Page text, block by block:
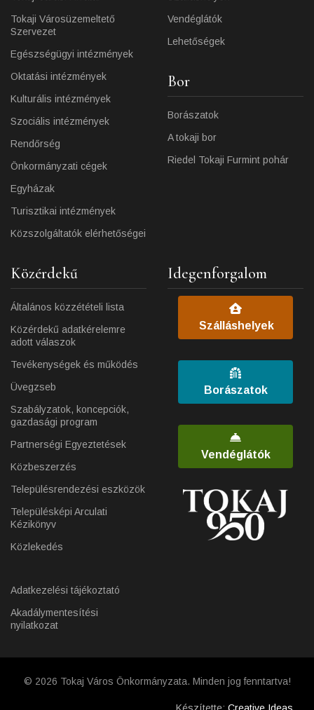
Tokaji Városüzemeltető
Szervezet
Egészségügyi intézmények
Oktatási intézmények
Kulturális intézmények
Szociális intézmények
Rendőrség
Önkormányzati cégek
Egyházak
Turisztikai intézmények
Közszolgáltatók elérhetőségei
Vendéglátók
Lehetőségek
Bor
Borászatok
A tokaji bor
Riedel Tokaji Furmint pohár
Közérdekű
Általános közzétételi lista
Közérdekű adatkérelemre
adott válaszok
Tevékenységek és működés
Üvegzseb
Szabályzatok, koncepciók,
gazdasági program
Partnerségi Egyeztetések
Közbeszerzés
Településrendezési eszközök
Településképi Arculati
Kézikönyv
Közlekedés
Adatkezelési tájékoztató
Akadálymentesítési
nyilatkozat
Idegenforgalom
Szálláshelyek
Borászatok
Vendéglátók
© 2026 Tokaj Város Önkormányzata. Minden jog fenntartva!